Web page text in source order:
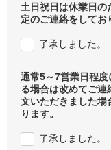
土日祝日は休業日
定のご連絡をしてお
了承しました。
通常5～7営業日程
る場合は改めてご
文いただきました場
ります。
了承しました。